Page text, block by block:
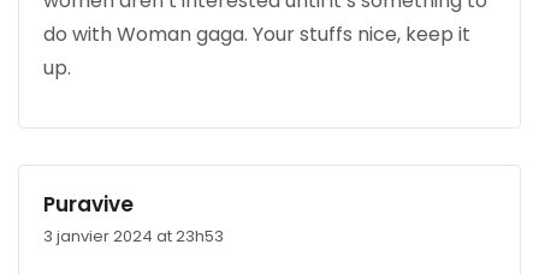
do with Woman gaga. Your stuffs nice, keep it
up.
Puravive
3 janvier 2024 at 23h53